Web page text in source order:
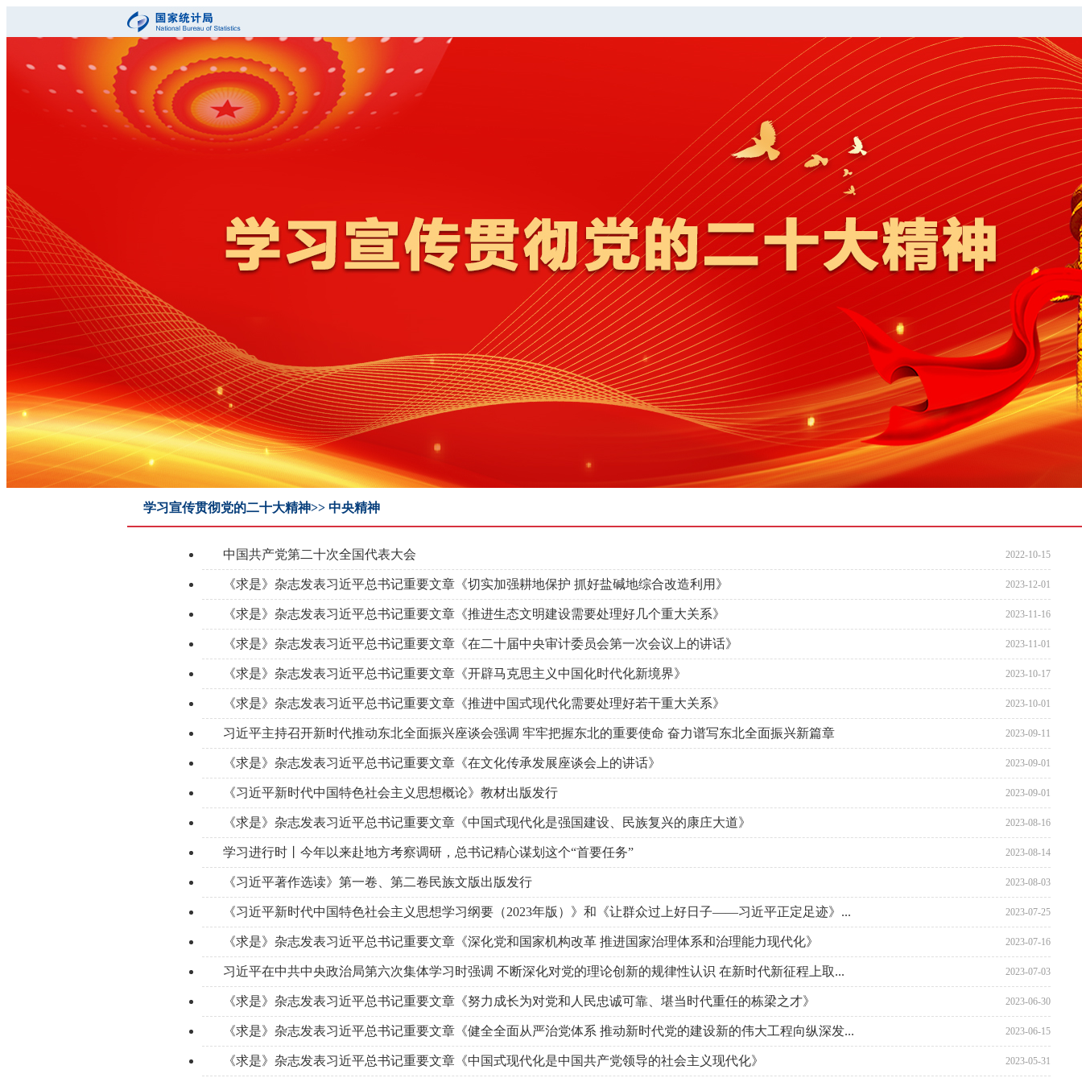
学习宣传贯彻党的二十大精神>> 中央精神
2022-10-15
中国共产党第二十次全国代表大会
2023-12-01
《求是》杂志发表习近平总书记重要文章《切实加强耕地保护 抓好盐碱地综合改造利用》
2023-11-16
《求是》杂志发表习近平总书记重要文章《推进生态文明建设需要处理好几个重大关系》
2023-11-01
《求是》杂志发表习近平总书记重要文章《在二十届中央审计委员会第一次会议上的讲话》
2023-10-17
《求是》杂志发表习近平总书记重要文章《开辟马克思主义中国化时代化新境界》
2023-10-01
《求是》杂志发表习近平总书记重要文章《推进中国式现代化需要处理好若干重大关系》
2023-09-11
习近平主持召开新时代推动东北全面振兴座谈会强调 牢牢把握东北的重要使命 奋力谱写东北全面振兴新篇章
2023-09-01
《求是》杂志发表习近平总书记重要文章《在文化传承发展座谈会上的讲话》
2023-09-01
《习近平新时代中国特色社会主义思想概论》教材出版发行
2023-08-16
《求是》杂志发表习近平总书记重要文章《中国式现代化是强国建设、民族复兴的康庄大道》
2023-08-14
学习进行时丨今年以来赴地方考察调研，总书记精心谋划这个“首要任务”
2023-08-03
《习近平著作选读》第一卷、第二卷民族文版出版发行
2023-07-25
《习近平新时代中国特色社会主义思想学习纲要（2023年版）》和《让群众过上好日子——习近平正定足迹》...
2023-07-16
《求是》杂志发表习近平总书记重要文章《深化党和国家机构改革 推进国家治理体系和治理能力现代化》
2023-07-03
习近平在中共中央政治局第六次集体学习时强调 不断深化对党的理论创新的规律性认识 在新时代新征程上取...
2023-06-30
《求是》杂志发表习近平总书记重要文章《努力成长为对党和人民忠诚可靠、堪当时代重任的栋梁之才》
2023-06-15
《求是》杂志发表习近平总书记重要文章《健全全面从严治党体系 推动新时代党的建设新的伟大工程向纵深发...
2023-05-31
《求是》杂志发表习近平总书记重要文章《中国式现代化是中国共产党领导的社会主义现代化》